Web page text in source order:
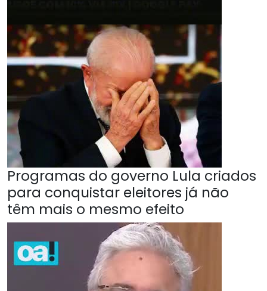
Programas do governo Lula criados
para conquistar eleitores já não
têm mais o mesmo efeito